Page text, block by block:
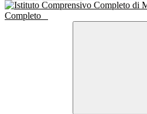
Completo